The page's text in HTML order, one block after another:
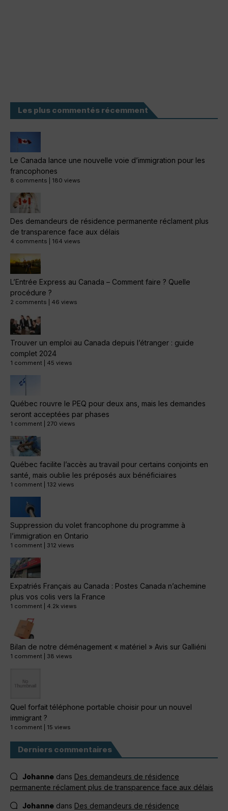
Les plus commentés récemment
Le Canada lance une nouvelle voie d’immigration pour les
francophones
8 comments 180 views
Des demandeurs de résidence permanente réclament plus
de transparence face aux délais
4 comments 164 views
L’Entrée Express au Canada – Comment faire ? Quelle
procédure ?
2 comments 46 views
Trouver un emploi au Canada depuis l’étranger : guide
complet 2024
1 comment 45 views
Québec rouvre le PEQ pour deux ans, mais les demandes
seront acceptées par phases
1 comment 270 views
Québec facilite l’accès au travail pour certains conjoints en
santé, mais oublie les préposés aux bénéficiaires
1 comment 132 views
Suppression du volet francophone du programme à
l’immigration en Ontario
1 comment 312 views
Expatriés Français au Canada : Postes Canada n’achemine
plus vos colis vers la France
1 comment 4.2k views
Bilan de notre déménagement « matériel » Avis sur Galliéni
1 comment 38 views
Quel forfait téléphone portable choisir pour un nouvel
immigrant ?
1 comment 15 views
Derniers commentaires
Johanne dans Des demandeurs de résidence
permanente réclament plus de transparence face aux délais
Johanne dans Des demandeurs de résidence